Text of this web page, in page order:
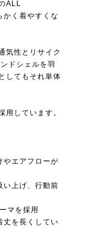
ALL
かく着やすくな
気性とリサイク
ドシェルを羽
してもそれ単体
用しています。
やエアフローが
い上げ、行動前
マを採用
丈を長くしてい